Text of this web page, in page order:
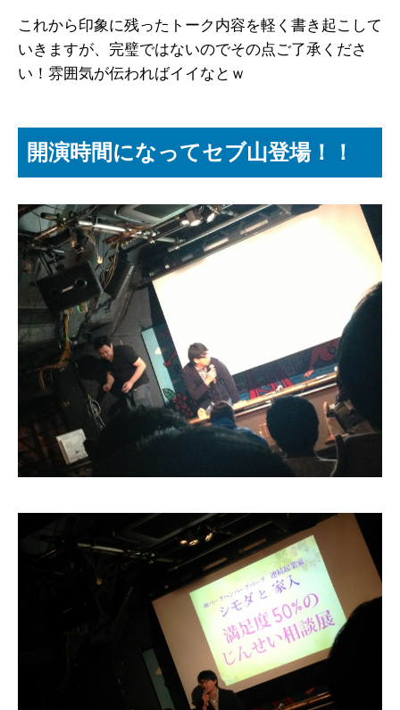
これから印象に残ったトーク内容を軽く書き起こして
いきますが、完璧ではないのでその点ご了承くださ
い！雰囲気が伝わればイイなとｗ
開演時間になってセブ山登場！！